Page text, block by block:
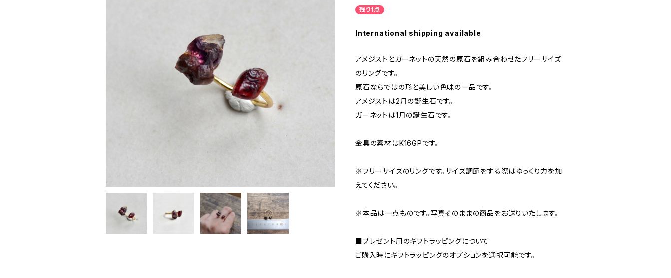
残り1点
International shipping available
アメジストとガーネットの天然の原石を組み合わせたフリーサイズ
のリングです。
原石ならではの形と美しい色味の一品です。
アメジストは2月の誕生石です。
ガーネットは1月の誕生石です。
金具の素材はK16GPです。
※フリーサイズのリングです。サイズ調節をする際はゆっくり力を加
えてください。
※本品は一点ものです。写真そのままの商品をお送りいたします。
■プレゼント用のギフトラッピングについて
ご購入時にギフトラッピングのオプションを選択可能です。